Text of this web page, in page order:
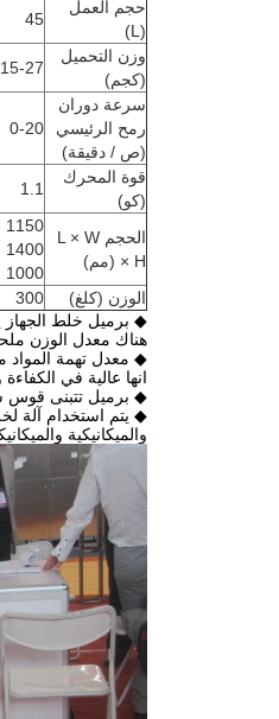
حجم العمل
(L)
45
وزن التحميل
(كجم)
15-27
سرعة دوران
رمح الرئيسي
(ص / دقيقة)
0-20
قوة المحرك
(كو)
1.1
الحجم L × W
× H (مم)
1000
الوزن (كلغ)
300
◆ برميل خلط الجهاز
هناك معدل الوزن
◆ معدل تهمة المواد
انها عالية في
◆ برميل تتبنى قوس
◆ يتم استخدام آلة
والميكانيكية